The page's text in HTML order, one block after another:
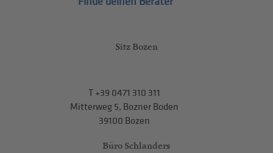
Sitz Bozen
T+39 0471 310 311
Mitterweg 5, Bozner Boden
39100 Bozen
Büro Schlanders